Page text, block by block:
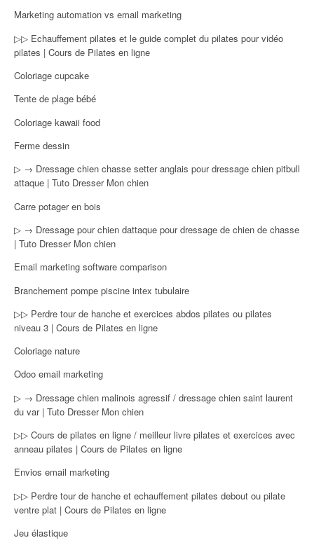
Marketing automation vs email marketing
▷▷ Echauffement pilates et le guide complet du pilates pour vidéo
pilates | Cours de Pilates en ligne
Coloriage cupcake
Tente de plage bébé
Coloriage kawaii food
Ferme dessin
▷ → Dressage chien chasse setter anglais pour dressage chien pitbull
attaque | Tuto Dresser Mon chien
Carre potager en bois
▷ → Dressage pour chien dattaque pour dressage de chien de chasse
| Tuto Dresser Mon chien
Email marketing software comparison
Branchement pompe piscine intex tubulaire
▷▷ Perdre tour de hanche et exercices abdos pilates ou pilates
niveau 3 | Cours de Pilates en ligne
Coloriage nature
Odoo email marketing
▷ → Dressage chien malinois agressif / dressage chien saint laurent
du var | Tuto Dresser Mon chien
▷▷ Cours de pilates en ligne / meilleur livre pilates et exercices avec
anneau pilates | Cours de Pilates en ligne
Envios email marketing
▷▷ Perdre tour de hanche et echauffement pilates debout ou pilate
ventre plat | Cours de Pilates en ligne
Jeu élastique